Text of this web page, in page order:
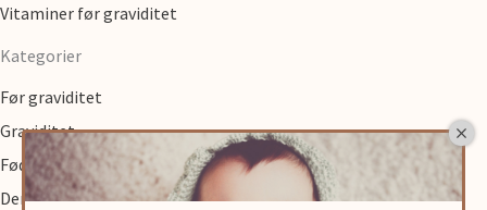
Vitaminer før graviditet
Kategorier
Før graviditet
Graviditet
Fødsel
Den første tid med baby